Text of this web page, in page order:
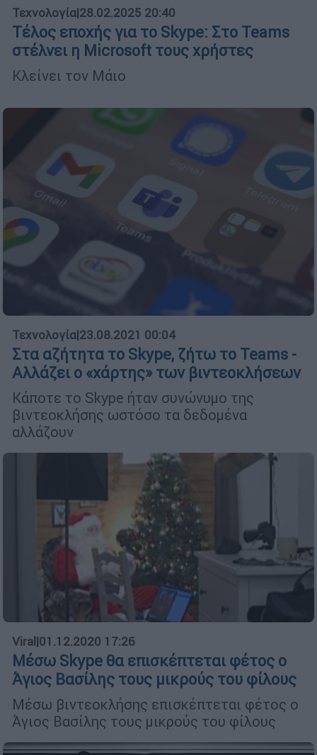
Τεχνολογία|28.02.2025 20:40
Τέλος εποχής για το Skype: Στο Teams
στέλνει η Microsoft τους χρήστες
Κλείνει τον Μάιο
Τεχνολογία|23.08.2021 00:04
Στα αζήτητα το Skype, ζήτω το Teams -
Αλλάζει ο «χάρτης» των βιντεοκλήσεων
Κάποτε το Skype ήταν συνώνυμο της
βιντεοκλήσης ωστόσο τα δεδομένα
αλλάζουν
Viral |01.12.2020 17:26
Μέσω Skype θα επισκέπτεται φέτος ο
Άγιος Βασίλης τους μικρούς του φίλους
Μέσω βιντεοκλήσης επισκέπτεται φέτος ο
Άγιος Βασίλης τους μικρούς του φίλους